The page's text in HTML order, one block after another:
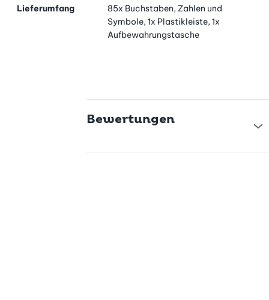
Buchstabenausstecher einfach und schnell reinigen. Im
mitgelieferten Täschchen können Sie die Ausstecher ideal für
den nächsten, süssen Einsatz aufbewahren.
Lieferumfang
85x Buchstaben, Zahlen und
Symbole, 1x Plastikleiste, 1x
Aufbewahrungstasche
Bewertungen